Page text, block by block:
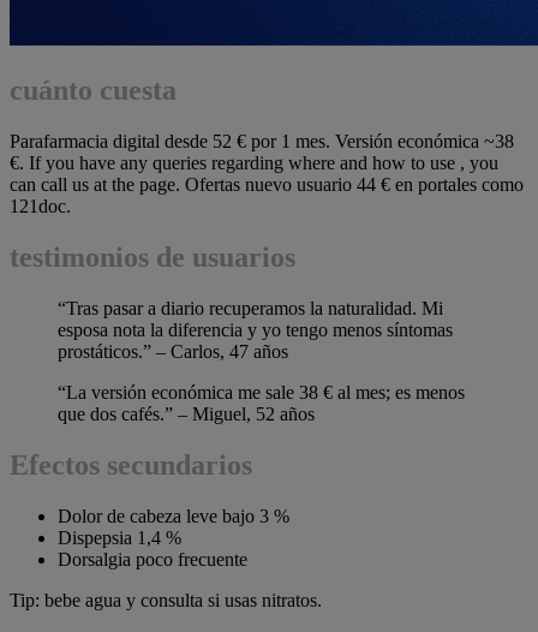
cuánto cuesta
Parafarmacia digital desde 52 € por 1 mes. Versión económica ~38
€. If you have any queries regarding where and how to use , you
can call us at the page. Ofertas nuevo usuario 44 € en portales como
121doc.
testimonios de usuarios
“Tras pasar a diario recuperamos la naturalidad. Mi
esposa nota la diferencia y yo tengo menos síntomas
prostáticos.” – Carlos, 47 años
“La versión económica me sale 38 € al mes; es menos
que dos cafés.” – Miguel, 52 años
Efectos secundarios
Dolor de cabeza leve bajo 3 %
Dispepsia 1,4 %
Dorsalgia poco frecuente
Tip: bebe agua y consulta si usas nitratos.